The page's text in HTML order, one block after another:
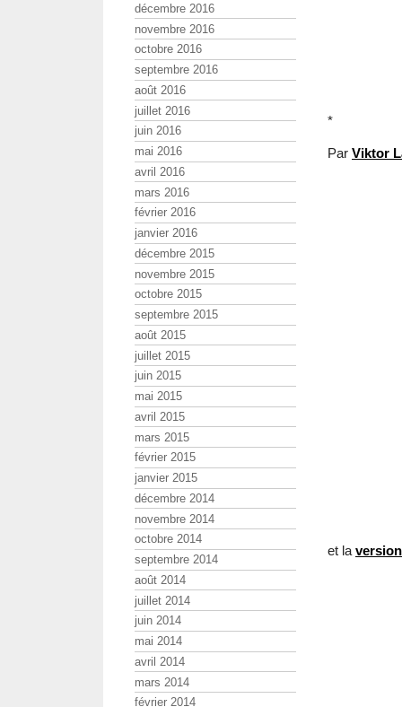
*
Par Viktor
et la
décembre 2016
novembre 2016
octobre 2016
septembre 2016
août 2016
juillet 2016
juin 2016
mai 2016
avril 2016
mars 2016
février 2016
janvier 2016
décembre 2015
novembre 2015
octobre 2015
septembre 2015
août 2015
juillet 2015
juin 2015
mai 2015
avril 2015
mars 2015
février 2015
janvier 2015
décembre 2014
novembre 2014
octobre 2014
septembre 2014
août 2014
juillet 2014
juin 2014
mai 2014
avril 2014
mars 2014
février 2014